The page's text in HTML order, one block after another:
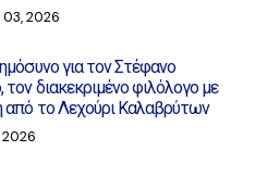
03, 2026
για τον Στέφανο
διακεκριμένο φιλόλογο με
από το Λεχούρι Καλαβρύτων
2026